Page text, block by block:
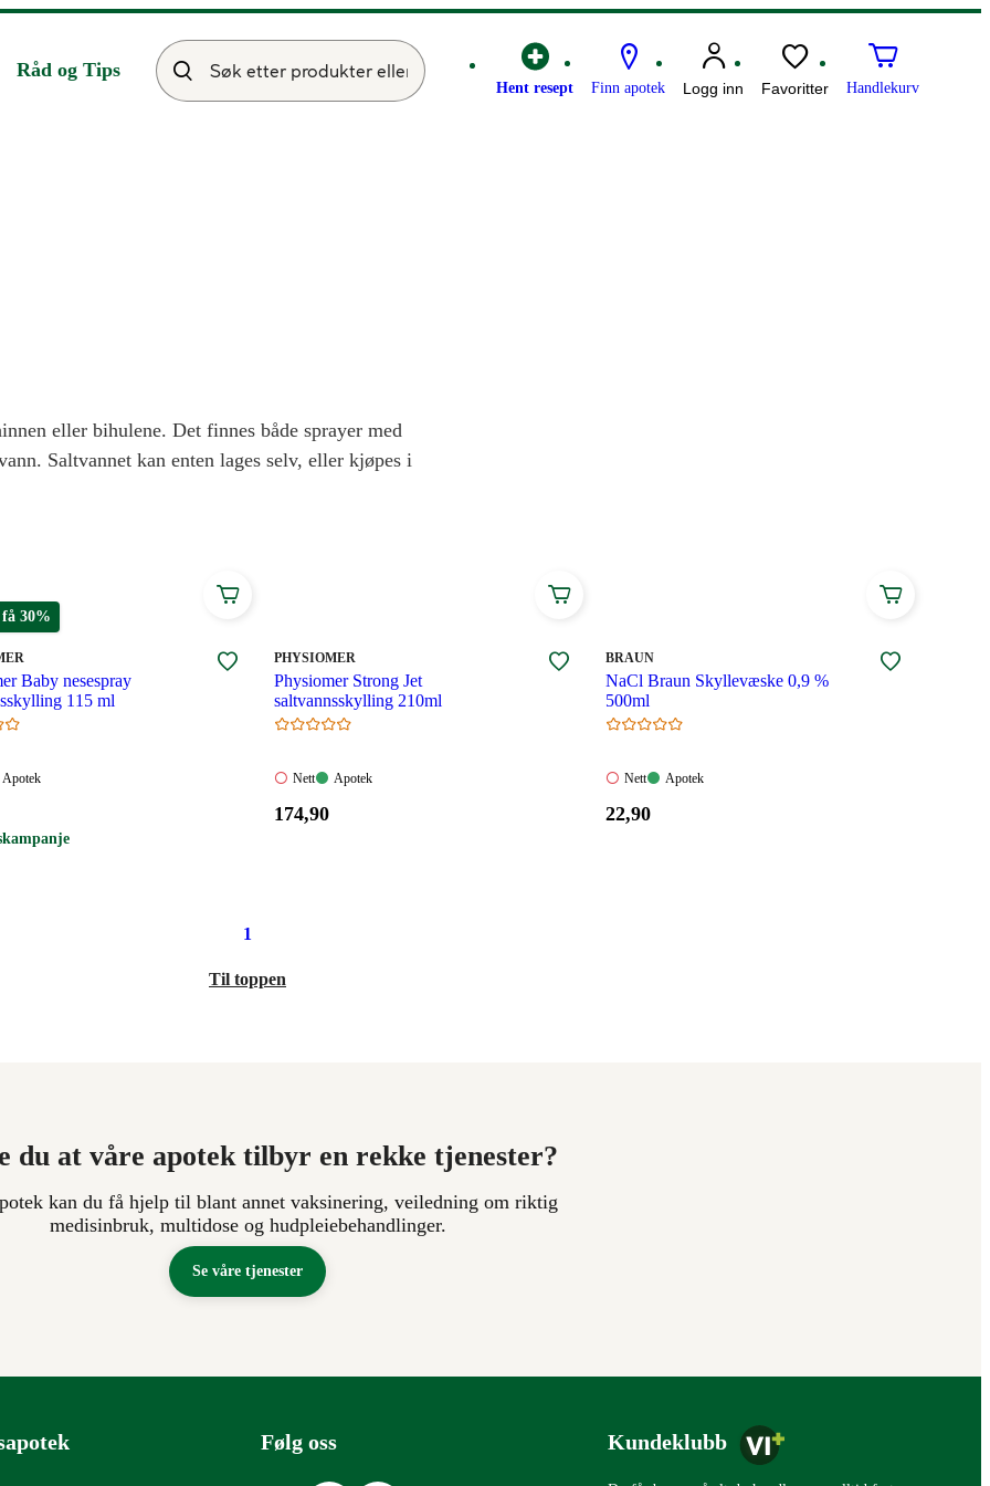
Hent resept Finn apotek Logg inn Favoritter Handlekurv
Råd og Tips
eller bihulene. Det finnes både sprayer med
Saltvannet kan enten lages selv, eller kjøpes i
30%
Baby nesespray
115 ml
Apotek:
Apotek
MERKE:
PHYSIOMER
Physiomer Strong Jet
saltvannsskylling 210ml
Nett:
tilgjengelig
Nett
Apotek:
Apotek
Pris:
174,90
MERKE
BRAUN
NaCl Braun Skyllevæske 0,9 %
500ml
Nett:
tilgjengelig
Nett
Apotek:
Apotek
Pris:
22,90
1
Til toppen
du at våre apotek tilbyr en rekke tjenester?
kan du få hjelp til blant annet vaksinering, veiledning om riktig
medisinbruk, multidose og hudpleiebehandlinger.
Se våre tjenester
Følg oss Kundeklubb